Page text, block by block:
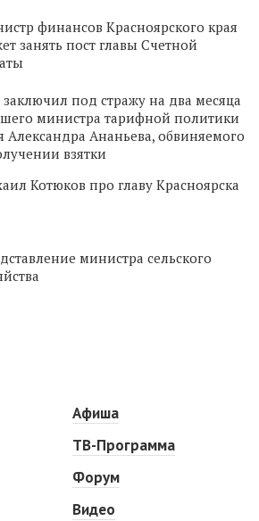
финансов Красноярского края
занять пост главы Счетной
под стражу на два месяца
министра тарифной политики
Александра Ананьева, обвиняемого
взятки
Котюков про главу Красноярска
министра сельского
Афиша
ТВ-Программа
Форум
Видео